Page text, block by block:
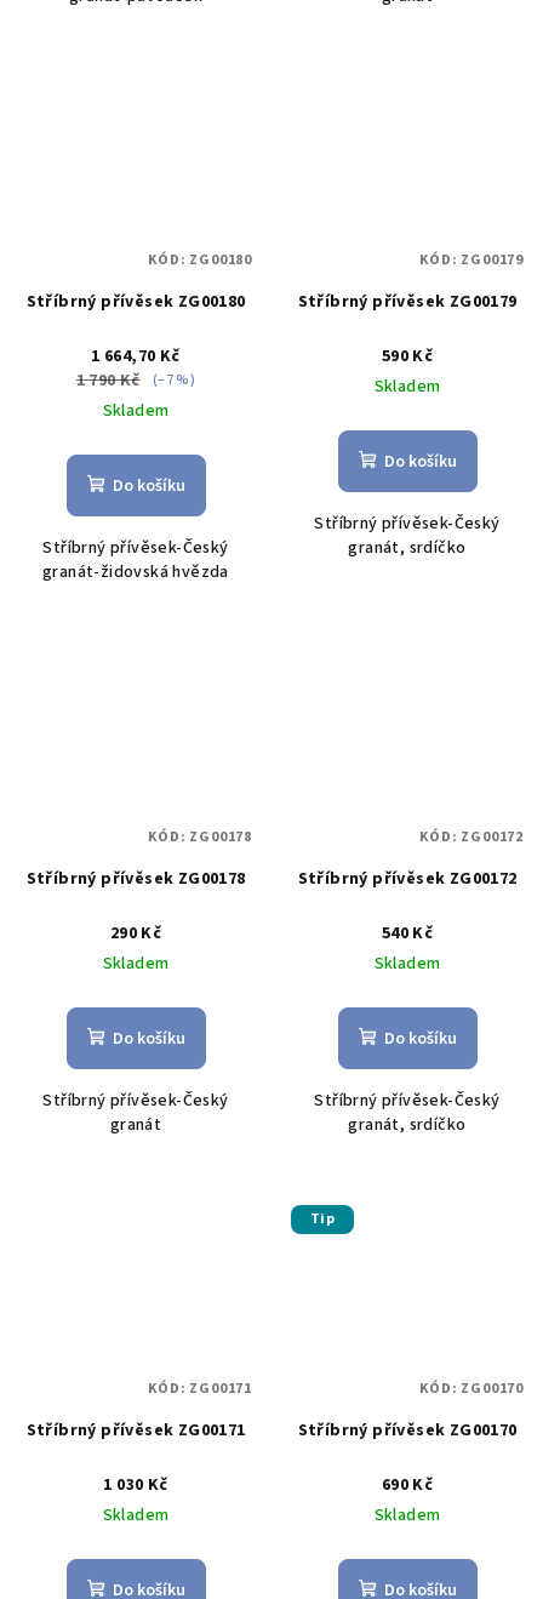
Stříbrný přívěsek ZG00180
1 664,70 Kč
1 790 Kč (–7 %)
Skladem
Do košíku
Stříbrný přívěsek-Český
granát-židovská hvězda
KÓD: ZG00180
Stříbrný přívěsek ZG00179
590 Kč
Skladem
Do košíku
Stříbrný přívěsek-Český
granát, srdíčko
KÓD: ZG00179
Stříbrný přívěsek ZG00178
290 Kč
Skladem
Do košíku
Stříbrný přívěsek-Český
granát
KÓD: ZG00178
Stříbrný přívěsek ZG00172
540 Kč
Skladem
Do košíku
Stříbrný přívěsek-Český
granát, srdíčko
KÓD: ZG00172
Stříbrný přívěsek ZG00171
1 030 Kč
Skladem
Do košíku
KÓD: ZG00171
Tip
Stříbrný přívěsek ZG00170
690 Kč
Skladem
Do košíku
KÓD: ZG00170